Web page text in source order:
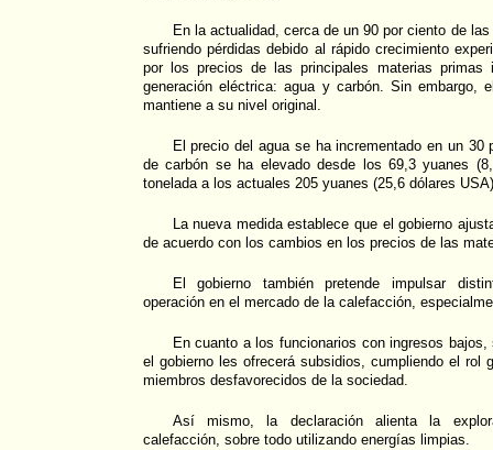
En la actualidad, cerca de un 90 por ciento de
sufriendo pérdidas debido al rápido crecimiento
por los precios de las principales materias primas
generación eléctrica: agua y carbón. Sin embargo,
mantiene a su nivel original.
El precio del agua se ha incrementado en un
de carbón se ha elevado desde los 69,3 yuanes
tonelada a los actuales 205 yuanes (25,6 dólares
La nueva medida establece que el gobierno
de acuerdo con los cambios en los precios de las
El gobierno también pretende impulsar
operación en el mercado de la calefacción,
En cuanto a los funcionarios con ingresos
el gobierno les ofrecerá subsidios, cumpliendo el rol
miembros desfavorecidos de la sociedad.
Así mismo, la declaración alienta la
calefacción, sobre todo utilizando energías limpias.